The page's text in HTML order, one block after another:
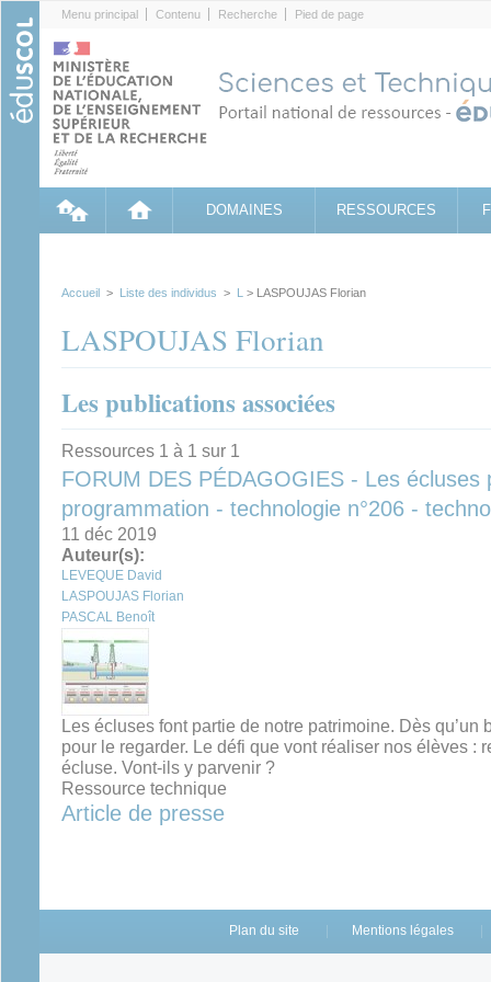
Menu principal Contenu Recherche Pied de page
DOMAINES RESSOURCES
Accueil > Liste des individus > L > LASPOUJAS Florian
LASPOUJAS Florian
Les publications associées
Ressources 1 à 1 sur 1
FORUM DES PÉDAGOGIES - Les écluses
programmation - technologie n°206 -
11 déc 2019
Auteur(s):
LEVEQUE David
LASPOUJAS Florian
PASCAL Benoît
Les écluses font partie de notre patrimoine. Dès qu’un
pour le regarder. Le défi que vont réaliser nos élèves :
écluse. Vont-ils y parvenir ?
Ressource technique
Article de presse
Plan du site Mentions légales